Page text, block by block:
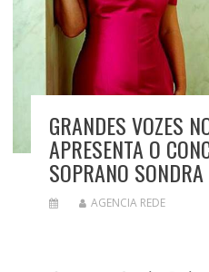
GRANDES VOZES
APRESENTA O
SOPRANO
AGENCIA REDE